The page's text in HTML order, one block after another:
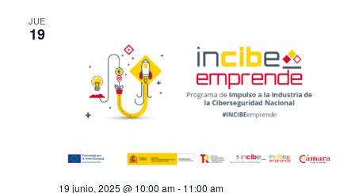
JUE
19
19 junio, 2025 @ 10:00 am- 11:00 am